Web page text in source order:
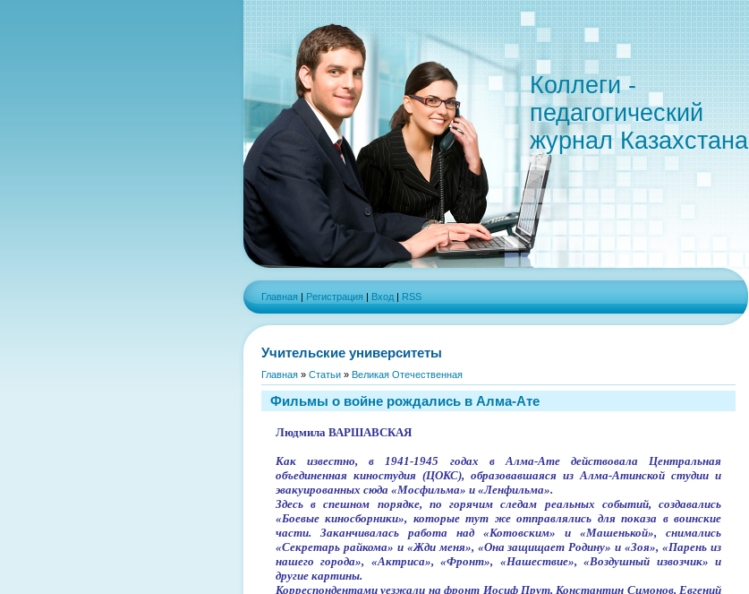
Коллеги -
педагогический
журнал Казахстана
Главная | Регистрация | Вход | RSS
Учительские университеты
Главная » Статьи » Великая Отечественная
Фильмы о войне рождались в Алма-Ате
Людмила ВАРШАВСКАЯ
Как известно, в 1941-1945 годах в Алма-Ате действовала Центральная
объединенная киностудия (ЦОКС), образовавшаяся из Алма-Атинской студии и
эвакуированных сюда «Мосфильма» и «Ленфильма».
Здесь в спешном порядке, по горячим следам реальных событий, создавались
«Боевые киносборники», которые тут же отправлялись для показа в воинские
части. Заканчивалась работа над «Котовским» и «Машенькой», снимались
«Секретарь райкома» и «Жди меня», «Она защищает Родину» и «Зоя», «Парень из
нашего города», «Актриса», «Фронт», «Нашествие», «Воздушный извозчик» и
другие картины.
Корреспондентами уезжали на фронт Иосиф Прут, Константин Симонов, Евгений